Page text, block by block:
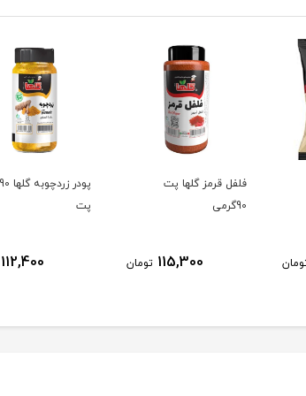
فلفل قرمز گلها پت
90گرمی
115,300 تومان
پت
112,400